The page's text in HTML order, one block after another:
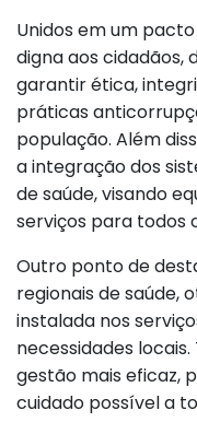
Unidos em um
digna aos cidadãos,
garantir ética,
práticas
população. Além
a integração dos
de saúde, visando
serviços para todos
Outro ponto de
regionais de saúde,
instalada nos
necessidades
gestão mais eficaz,
cuidado possível a